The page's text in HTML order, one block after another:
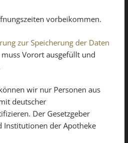
vorbeikommen.
zur Speicherung der Daten
muss Vorort ausgefüllt und
wir nur Personen aus
deutscher
Der Gesetzgeber
Institutionen der Apotheke